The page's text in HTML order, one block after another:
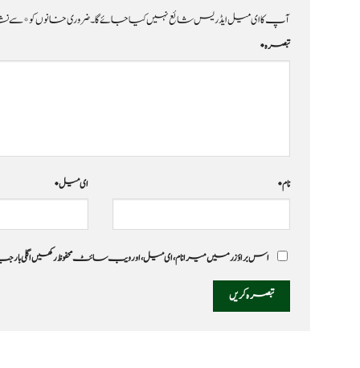
آپ کا ای میل ایڈریس شائع نہیں کیا جائے گا۔ضروری خانوں کو*سے
تبصرہ*
نام* ای میل*
اس براؤزر میں میرا نام، ای میل، اور ویب سائٹ محفوظ رکھیں اگلی